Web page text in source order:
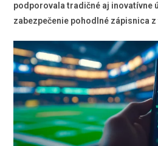
podporovala tradičné aj inovatívne
zabezpečenie pohodlné zápisnica